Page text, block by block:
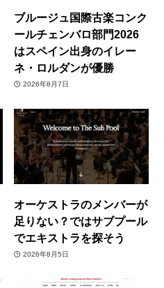
ブルージュ国際古楽コンク
ールチェンバロ部門2026
はスペイン出身のイレー
ネ・ロルダンが優勝
2026年8月7日
オーケストラのメンバーが
足りない？ではサブプール
でエキストラを探そう
2026年8月5日